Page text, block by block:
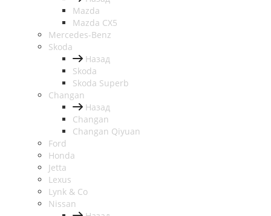
Mazda
Mazda CX5
Mercedes-Benz
Skoda
Назад
Skoda
Skoda Superb
Changan
Назад
Changan
Changan Qiyuan
Ford
Honda
Jetta
Lexus
Lynk & Co
Nissan